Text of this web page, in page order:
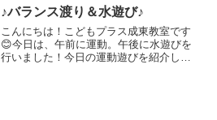
ランス力〇カエルフープ渡り⇒身体面・
身体のコントロール・空...
♪バランス渡り＆水遊び♪
こんにちは！こどもプラス成東教室です
😊今日は、午前に運動。午後に水遊びを
行いました！今日の運動遊びを紹介しま